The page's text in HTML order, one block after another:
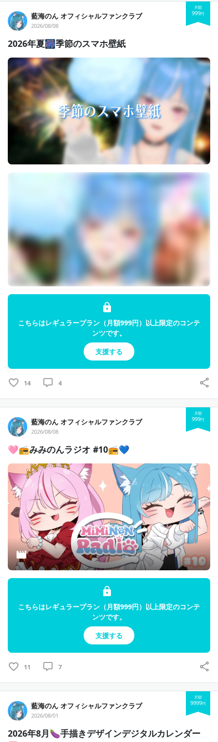
藍海のん オフィシャルファンクラブ
2026/08/08
月額
999円
2026年夏🎆季節のスマホ壁紙
こちらはレギュラープラン（月額999円）以上限定のコンテ
ンツです。
支援する
14 4
藍海のん オフィシャルファンクラブ
2026/08/08
月額
999円
🩷📻みみのんラジオ #10📻💙
こちらはレギュラープラン（月額999円）以上限定のコンテ
ンツです。
支援する
11 7
藍海のん オフィシャルファンクラブ
2026/08/01
月額
9999円
2026年8月🍆手描きデザインデジタルカレンダー